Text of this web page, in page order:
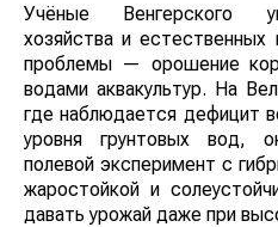
Учёные Венгерского
хозяйства и
проблемы — орошение
водами аквакультур. На
где наблюдается дефицит
уровня грунтовых вод,
полевой эксперимент с
жаростойкой и
давать урожай даже при